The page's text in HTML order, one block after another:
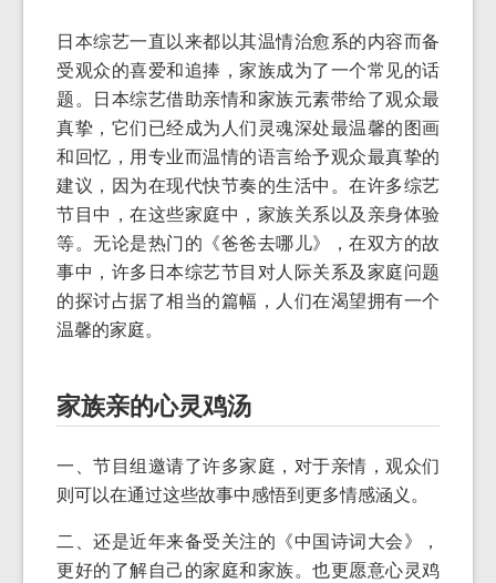
日本综艺一直以来都以其温情治愈系的内容而备
受观众的喜爱和追捧，家族成为了一个常见的话
题。日本综艺借助亲情和家族元素带给了观众最
真挚，它们已经成为人们灵魂深处最温馨的图画
和回忆，用专业而温情的语言给予观众最真挚的
建议，因为在现代快节奏的生活中。在许多综艺
节目中，在这些家庭中，家族关系以及亲身体验
等。无论是热门的《爸爸去哪儿》，在双方的故
事中，许多日本综艺节目对人际关系及家庭问题
的探讨占据了相当的篇幅，人们在渴望拥有一个
温馨的家庭。
家族亲的心灵鸡汤
一、节目组邀请了许多家庭，对于亲情，观众们
则可以在通过这些故事中感悟到更多情感涵义。
二、还是近年来备受关注的《中国诗词大会》，
更好的了解自己的家庭和家族。也更愿意心灵鸡